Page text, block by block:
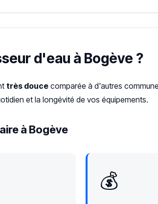
d'eau à Bogève ?
très douce comparée à d'autres
et la longévité de vos équipements.
à Bogève
💰